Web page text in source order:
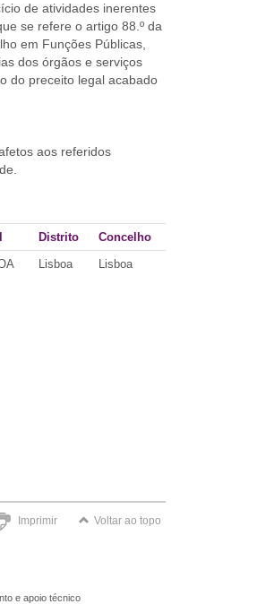
de atividades inerentes
se refere o artigo 88.º da
em Funções Públicas,
dos órgãos e serviços
do preceito legal acabado
aos referidos
Distrito
Concelho
Lisboa Lisboa
Imprimir Voltar ao topo
e apoio técnico